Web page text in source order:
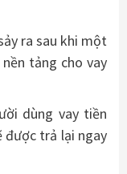
ra sau khi một
tảng cho vay
dùng vay tiền
được trả lại ngay